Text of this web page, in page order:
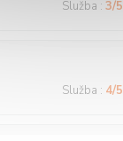
Služba : 3/5
Služba : 4/5